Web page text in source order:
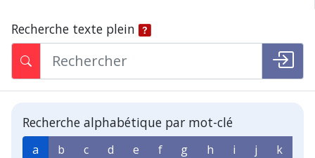
Recherche texte plein
Recherche alphabétique par mot-clé
a b c d e f g h i j
k